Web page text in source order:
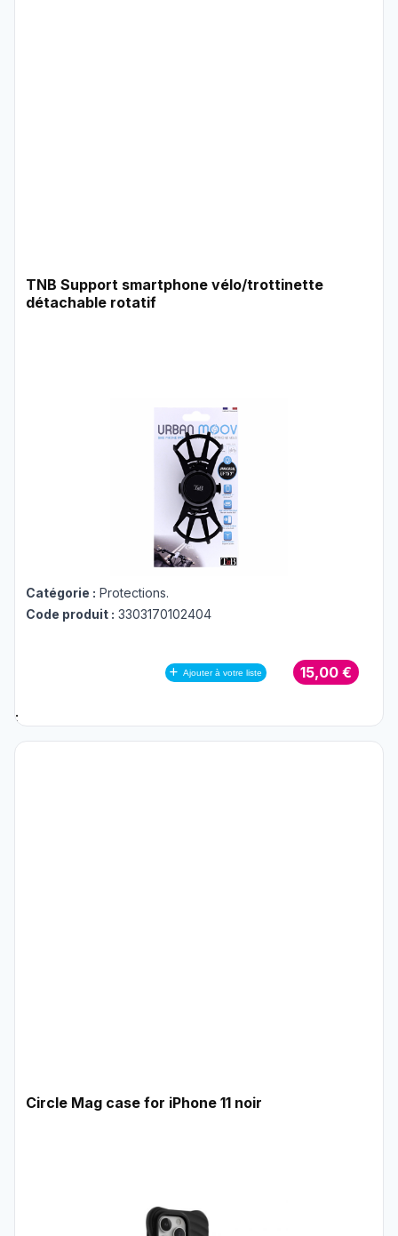
TNB Support smartphone vélo/trottinette
détachable rotatif
Catégorie : Protections.
Code produit : 3303170102404
Ajouter à votre liste 15,00 €
;
Circle Mag case for iPhone 11 noir